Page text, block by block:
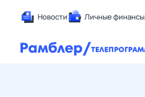
Новости Личные финансы